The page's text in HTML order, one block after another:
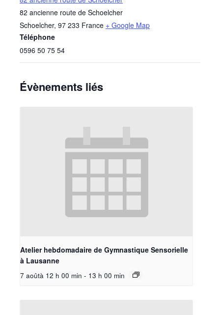
82 ancienne route de Schoelcher
Schoelcher, 97 233 France + Google Map
Téléphone
0596 50 75 54
Évènements liés
Atelier hebdomadaire de Gymnastique Sensorielle
à Lausanne
7 aoûtà 12 h 00 min - 13 h 00 min